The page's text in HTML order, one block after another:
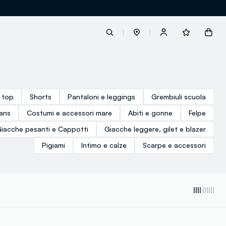
button.loginandregister
button.order.tracking
top Shorts Pantaloni e leggings
Grembiuli scuola
Costumi e accessori mare Abiti e gonne
Felpe
pesanti e Cappotti
Giacche leggere, gilet e blazer
Pigiami
Intimo e calze Scarpe e accessori